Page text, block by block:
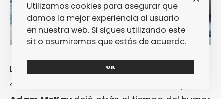
Las películas « La Gran Estafa
«
Utilizamos cookies para asegurar que
damos la mejor experiencia al usuario
en nuestra web. Si sigues utilizando este
sitio asumiremos que estás de acuerdo.
OK